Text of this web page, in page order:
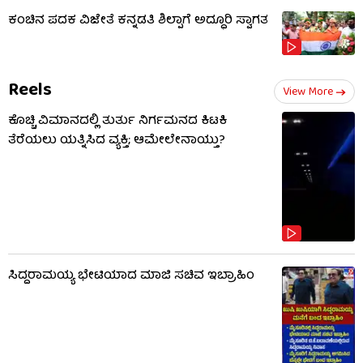
ಕಂಚಿನ ಪದಕ ವಿಜೇತೆ ಕನ್ನಡತಿ ಶಿಲ್ಪಾಗೆ ಅದ್ಧೂರಿ ಸ್ವಾಗತ
Reels View More
ಕೊಚ್ಚಿ ವಿಮಾನದಲ್ಲಿ ತುರ್ತು ನಿರ್ಗಮನದ ಕಿಟಕಿ
ತೆರೆಯಲು ಯತ್ನಿಸಿದ ವ್ಯಕ್ತಿ; ಆಮೇಲೇನಾಯ್ತು?
ಸಿದ್ದರಾಮಯ್ಯ ಭೇಟಿಯಾದ ಮಾಜಿ ಸಚಿವ ಇಬ್ರಾಹಿಂ